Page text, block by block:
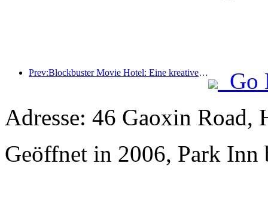
Prev:Blockbuster Movie Hotel: Eine kreative Fusion aus Filmkultur und Übernachtungserlebnis
Go
Adresse: 46 Gaoxin Road,
Geöffnet in 2006, Park